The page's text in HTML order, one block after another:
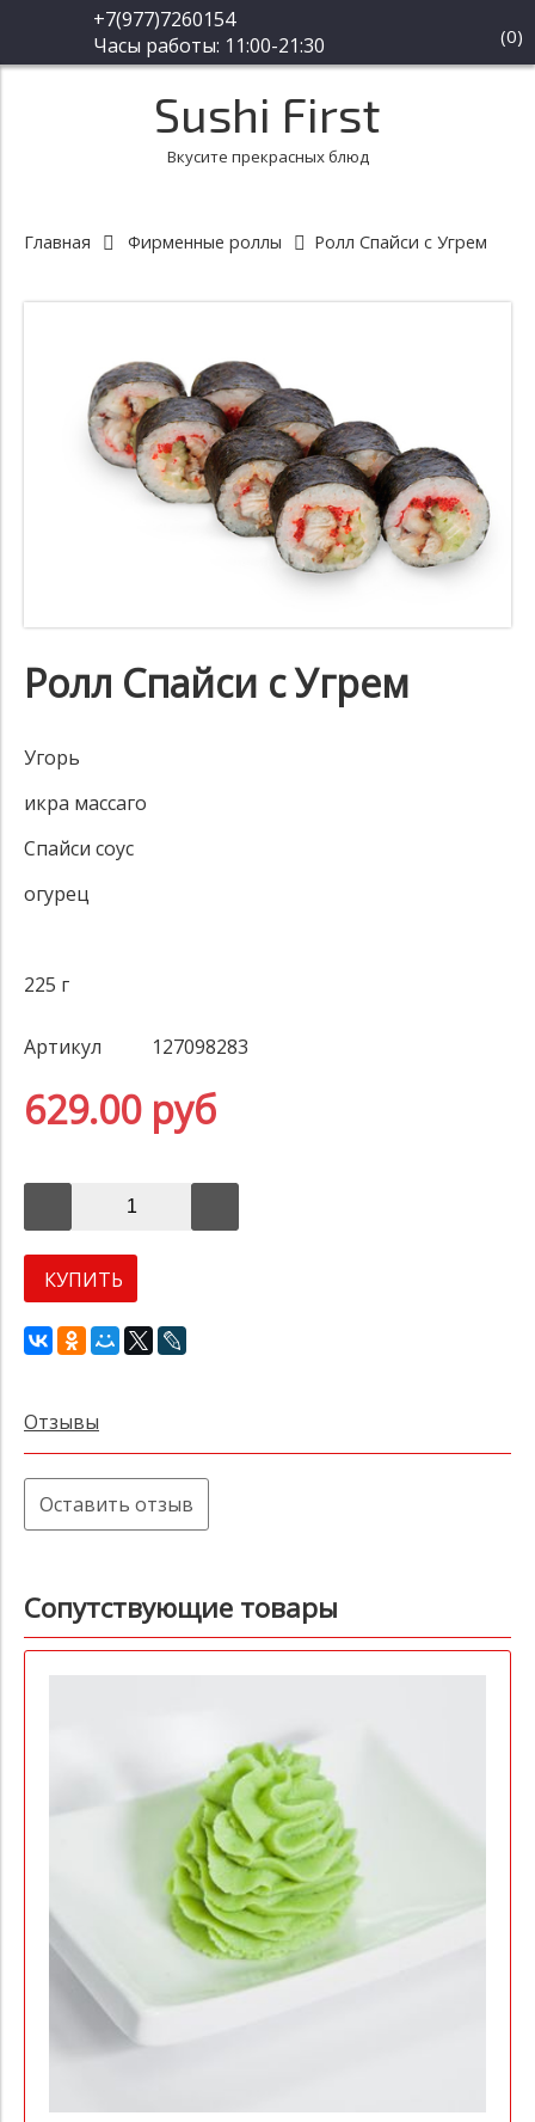
+7(977)7260154
Часы работы: 11:00-21:30
(0)
Sushi First
Вкусите прекрасных блюд
Главная Фирменные роллы Ролл Спайси с Угрем
Ролл Спайси с Угрем
Угорь
икра массаго
Спайси соус
огурец
225 г
Артикул 127098283
629.00 руб
КУПИТЬ
Отзывы
Оставить отзыв
Сопутствующие товары